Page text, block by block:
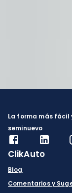
La forma más fácil
seminuevo
ClikAuto
Blog
Comentarios y